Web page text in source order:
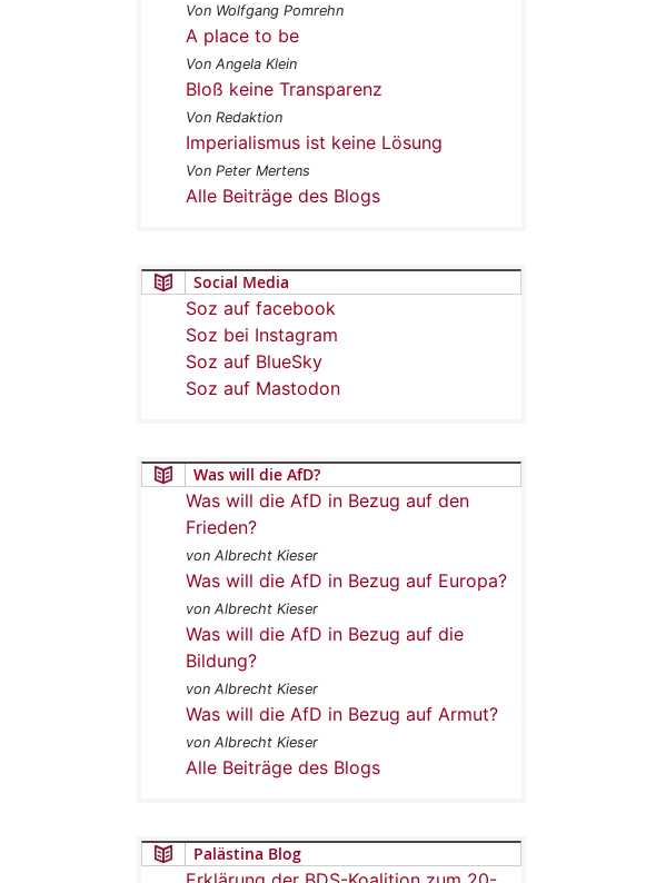
Von Wolfgang Pomrehn
A place to be
Von Angela Klein
Bloß keine Transparenz
Von Redaktion
Imperialismus ist keine Lösung
Von Peter Mertens
Alle Beiträge des Blogs
Social Media
Soz auf facebook
Soz bei Instagram
Soz auf BlueSky
Soz auf Mastodon
Was will die AfD?
Was will die AfD in Bezug auf den
Frieden?
von Albrecht Kieser
Was will die AfD in Bezug auf Europa?
von Albrecht Kieser
Was will die AfD in Bezug auf die
Bildung?
von Albrecht Kieser
Was will die AfD in Bezug auf Armut?
von Albrecht Kieser
Alle Beiträge des Blogs
Palästina Blog